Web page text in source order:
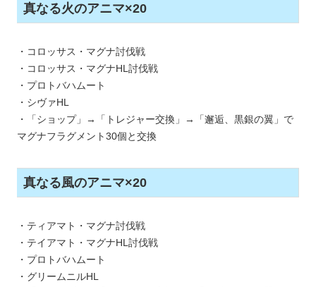
真なる火のアニマ×20
・コロッサス・マグナ討伐戦
・コロッサス・マグナHL討伐戦
・プロトバハムート
・シヴァHL
・「ショップ」→「トレジャー交換」→「邂逅、黒銀の翼」で
マグナフラグメント30個と交換
真なる風のアニマ×20
・ティアマト・マグナ討伐戦
・テイアマト・マグナHL討伐戦
・プロトバハムート
・グリームニルHL